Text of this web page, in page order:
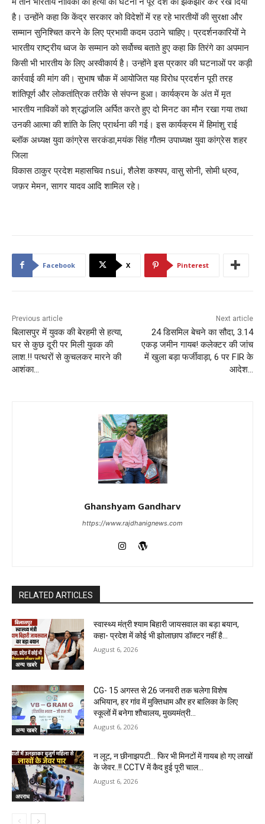
है। उन्होंने कहा कि केंद्र सरकार को विदेशों में रह रहे भारतीयों की सुरक्षा और
सम्मान सुनिश्चित करने के लिए प्रभावी कदम उठाने चाहिए। प्रदर्शनकारियों ने
भारतीय राष्ट्रीय ध्वज के सम्मान को सर्वोच्च बताते हुए कहा कि तिरंगे का अपमान
किसी भी भारतीय के लिए अस्वीकार्य है। उन्होंने इस प्रकार की घटनाओं पर कड़ी
कार्रवाई की मांग की। सुभाष चौक में आयोजित यह विरोध प्रदर्शन पूरी तरह
शांतिपूर्ण और लोकतांत्रिक तरीके से संपन्न हुआ। कार्यक्रम के अंत में मृत
भारतीय नाविकों को श्रद्धांजलि अर्पित करते हुए दो मिनट का मौन रखा गया तथा
उनकी आत्मा की शांति के लिए प्रार्थना की गई। इस कार्यक्रम में हिमांशु राई
ब्लॉक अध्यक्ष युवा कांग्रेस सरकंडा,मयंक सिंह गौतम उपाध्यक्ष युवा कांग्रेस शहर
जिला
विकास ठाकुर प्रदेश महासचिव nsui, शैलेश कश्यप, वासु सोनी, सोमी ध्रुव,
जफ़र मेमन, सागर यादव आदि शामिल रहे।
Facebook X Pinterest
Previous article
बिलासपुर में युवक की बेरहमी से हत्या,
घर से कुछ दूरी पर मिली युवक की
लाश.!! पत्थरों से कुचलकर मारने की
आशंका…
Next article
24 डिसमिल बेचने का सौदा, 3.14
एकड़ जमीन गायब! कलेक्टर की जांच
में खुला बड़ा फर्जीवाड़ा, 6 पर FIR के
आदेश…
Ghanshyam Gandharv
https://www.rajdhanignews.com
RELATED ARTICLES
अन्य खबरे
स्वास्थ्य मंत्री श्याम बिहारी जायसवाल का बड़ा बयान,
कहा- प्रदेश में कोई भी झोलाछाप डॉक्टर नहीं है…
August 6, 2026
अन्य खबरे
CG- 15 अगस्त से 26 जनवरी तक चलेगा विशेष
अभियान, हर गांव में मुक्तिधाम और हर बालिका के लिए
स्कूलों में बनेगा शौचालय, मुख्यमंत्री...
August 6, 2026
अपराध
न लूट, न छीनाझपटी… फिर भी मिनटों में गायब हो गए लाखों
के जेवर..!! CCTV में कैद हुई पूरी चाल…
August 6, 2026